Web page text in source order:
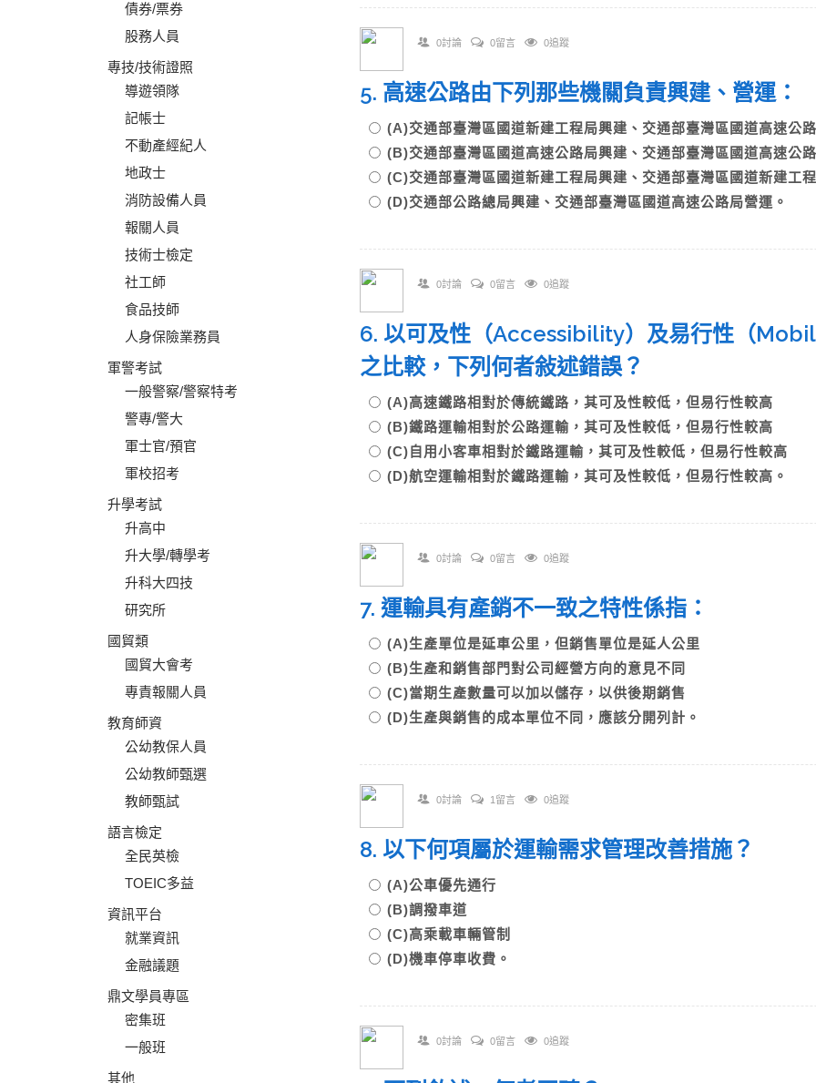
債券/票券
股務人員
專技/技術證照
導遊領隊
記帳士
不動產經紀人
地政士
消防設備人員
報關人員
技術士檢定
社工師
食品技師
人身保險業務員
軍警考試
一般警察/警察特考
警專/警大
軍士官/預官
軍校招考
升學考試
升高中
升大學/轉學考
升科大四技
研究所
國貿類
國貿大會考
專責報關人員
教育師資
公幼教保人員
公幼教師甄選
教師甄試
語言檢定
全民英檢
TOEIC多益
資訊平台
就業資訊
金融議題
鼎文學員專區
密集班
一般班
其他
0討論 0留言 0追蹤
5. 高速公路由下列那些機關負責興建、營運
(A)交通部臺灣區國道新建工程局興建、交通部臺灣區國道高速
(B)交通部臺灣區國道高速公路局興建、交通部臺灣區國道高速
(C)交通部臺灣區國道新建工程局興建、交通部臺灣區國道新建
(D)交通部公路總局興建、交通部臺灣區國道高速公路局營運。
0討論 0留言 0追蹤
6. 以可及性（Accessibility）及易行性（
之比較，下列何者敍述錯誤？
(A)高速鐵路相對於傳統鐵路，其可及性較低，但易行性較高
(B)鐵路運輸相對於公路運輸，其可及性較低，但易行性較高
(C)自用小客車相對於鐵路運輸，其可及性較低，但易行性較高
(D)航空運輸相對於鐵路運輸，其可及性較低，但易行性較高。
0討論 0留言 0追蹤
7. 運輸具有產銷不一致之特性係指：
(A)生產單位是延車公里，但銷售單位是延人公里
(B)生產和銷售部門對公司經營方向的意見不同
(C)當期生產數量可以加以儲存，以供後期銷售
(D)生產與銷售的成本單位不同，應該分開列計。
0討論 1留言 0追蹤
8. 以下何項屬於運輸需求管理改善措施？
(A)公車優先通行
(B)調撥車道
(C)高乘載車輛管制
(D)機車停車收費。
0討論 0留言 0追蹤